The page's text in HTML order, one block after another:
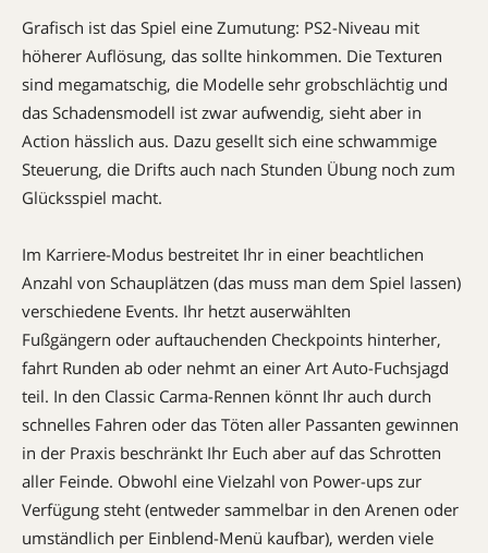
Grafisch ist das Spiel eine Zumutung: PS2-Niveau mit
höherer Auflösung, das sollte hinkommen. Die Texturen
sind megamatschig, die Modelle sehr grobschlächtig und
das Schadensmodell ist zwar aufwendig, sieht aber in
Action hässlich aus. Dazu gesellt sich eine schwammige
Steuerung, die Drifts auch nach Stunden Übung noch zum
Glücksspiel macht.
Im Karriere-Modus bestreitet Ihr in einer beachtlichen
Anzahl von Schauplätzen (das muss man dem Spiel lassen)
verschiedene Events. Ihr hetzt auserwählten
Fußgängern oder auftauchenden Checkpoints hinterher,
fahrt Runden ab oder nehmt an einer Art Auto-Fuchsjagd
teil. In den Classic Carma-Rennen könnt Ihr auch durch
schnelles Fahren oder das Töten aller Passanten gewinnen 
in der Praxis beschränkt Ihr Euch aber auf das Schrotten
aller Feinde. Obwohl eine Vielzahl von Power-ups zur
Verfügung steht (entweder sammelbar in den Arenen oder
umständlich per Einblend-Menü kaufbar), werden viele